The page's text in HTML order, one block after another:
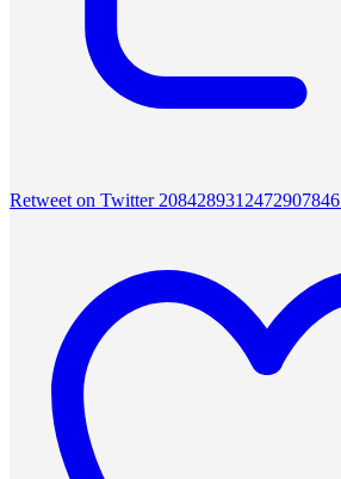
Retweet on Twitter 2084289312472907846